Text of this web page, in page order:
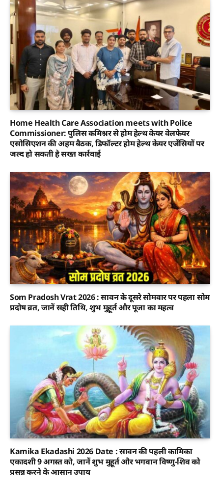
Home Health Care Association meets with Police
Commissioner: पुलिस कमिश्नर से होम हेल्थ केयर वेलफेयर
एसोसिएशन की अहम बैठक, डिफॉल्टर होम हेल्थ केयर एजेंसियों पर
जल्द हो सकती है सख्त कार्रवाई
Som Pradosh Vrat 2026 : सावन के दूसरे सोमवार पर पहला सोम
प्रदोष व्रत, जानें सही तिथि, शुभ मुहूर्त और पूजा का महत्व
Kamika Ekadashi 2026 Date : सावन की पहली कामिका
एकादशी 9 अगस्त को, जानें शुभ मुहूर्त और भगवान विष्णु-शिव को
प्रसन्न करने के आसान उपाय